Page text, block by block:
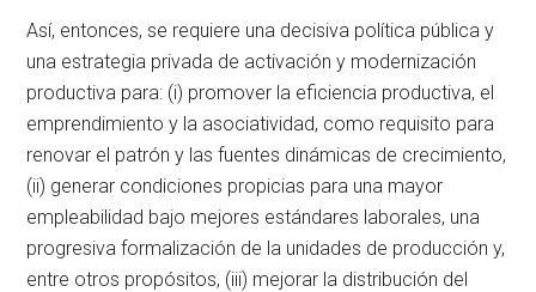
Así, entonces, se requiere una decisiva política pública y
una estrategia privada de activación y modernización
productiva para: (i) promover la eficiencia productiva, el
emprendimiento y la asociatividad, como requisito para
renovar el patrón y las fuentes dinámicas de crecimiento,
(ii) generar condiciones propicias para una mayor
empleabilidad bajo mejores estándares laborales, una
progresiva formalización de la unidades de producción y,
entre otros propósitos, (iii) mejorar la distribución del